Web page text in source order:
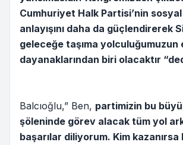
Cumhuriyet Halk Partisi’nin
anlayışını daha da güçlendirerek
geleceğe taşıma yolculuğumuzun
dayanaklarından biri olacaktır
Balcıoğlu,” Ben, partimizin bu
şöleninde görev alacak tüm yol
başarılar diliyorum. Kim kazanırsa